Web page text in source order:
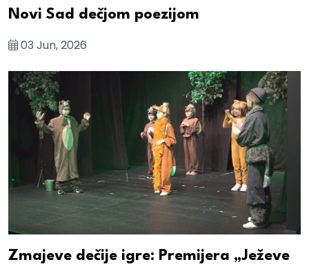
Novi Sad dečjom poezijom
03 Jun, 2026
Zmajeve dečije igre: Premijera „Ježeve